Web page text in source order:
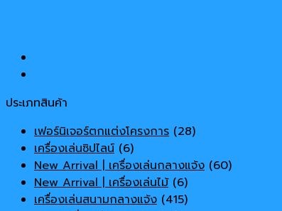
quantity
ประเภทสินค้า
เฟอร์นิเจอร์ตกแต่งโครงการ (28)
เครื่องเล่นซิปไลน์ (6)
New Arrival | เครื่องเล่นกลางแจ้ง (60)
New Arrival | เครื่องเล่นไม้ (6)
เครื่องเล่นสนามกลางแจ้ง (415)